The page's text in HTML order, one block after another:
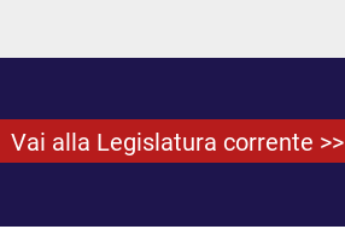
Vai alla Legislatura corrente >>